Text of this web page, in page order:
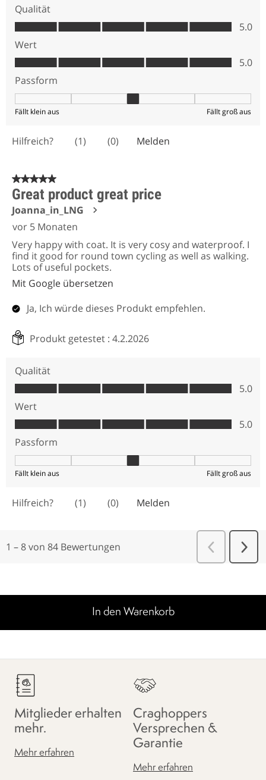
In den Warenkorb
Mitglieder erhalten
mehr.
Mehr erfahren
Craghoppers
Versprechen &
Garantie
Mehr erfahren